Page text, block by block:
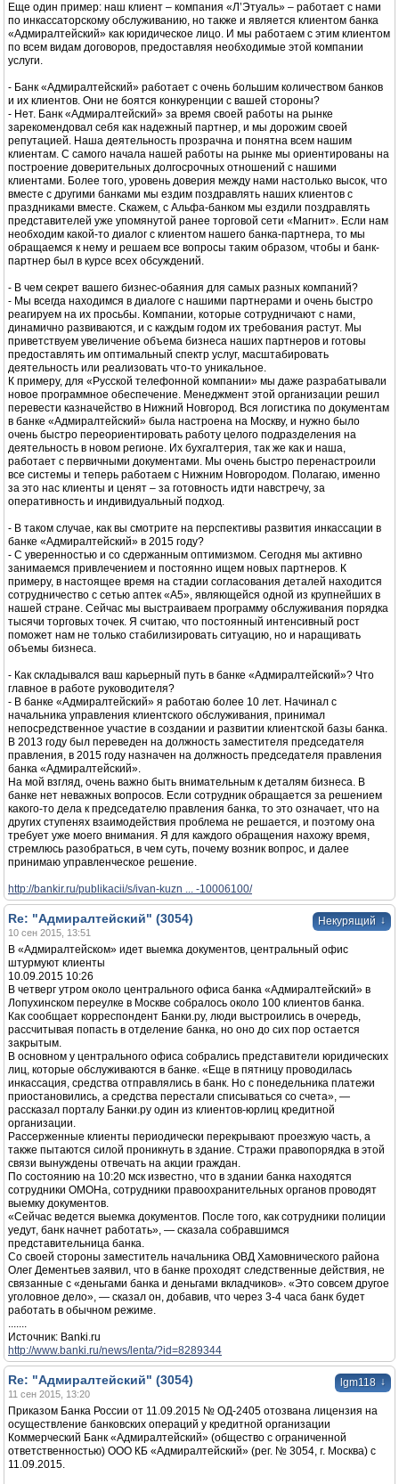
Еще один пример: наш клиент – компания «Л’Этуаль» – работает с нами
по инкассаторскому обслуживанию, но также и является клиентом банка
«Адмиралтейский» как юридическое лицо. И мы работаем с этим клиентом
по всем видам договоров, предоставляя необходимые этой компании
услуги.
- Банк «Адмиралтейский» работает с очень большим количеством банков
и их клиентов. Они не боятся конкуренции с вашей стороны?
- Нет. Банк «Адмиралтейский» за время своей работы на рынке
зарекомендовал себя как надежный партнер, и мы дорожим своей
репутацией. Наша деятельность прозрачна и понятна всем нашим
клиентам. С самого начала нашей работы на рынке мы ориентированы на
построение доверительных долгосрочных отношений с нашими
клиентами. Более того, уровень доверия между нами настолько высок, что
вместе с другими банками мы ездим поздравлять наших клиентов с
праздниками вместе. Скажем, с Альфа-банком мы ездили поздравлять
представителей уже упомянутой ранее торговой сети «Магнит». Если нам
необходим какой-то диалог с клиентом нашего банка-партнера, то мы
обращаемся к нему и решаем все вопросы таким образом, чтобы и банк-
партнер был в курсе всех обсуждений.
- В чем секрет вашего бизнес-обаяния для самых разных компаний?
- Мы всегда находимся в диалоге с нашими партнерами и очень быстро
реагируем на их просьбы. Компании, которые сотрудничают с нами,
динамично развиваются, и с каждым годом их требования растут. Мы
приветствуем увеличение объема бизнеса наших партнеров и готовы
предоставлять им оптимальный спектр услуг, масштабировать
деятельность или реализовать что-то уникальное.
К примеру, для «Русской телефонной компании» мы даже разрабатывали
новое программное обеспечение. Менеджмент этой организации решил
перевести казначейство в Нижний Новгород. Вся логистика по документам
в банке «Адмиралтейский» была настроена на Москву, и нужно было
очень быстро переориентировать работу целого подразделения на
деятельность в новом регионе. Их бухгалтерия, так же как и наша,
работает с первичными документами. Мы очень быстро перенастроили
все системы и теперь работаем с Нижним Новгородом. Полагаю, именно
за это нас клиенты и ценят – за готовность идти навстречу, за
оперативность и индивидуальный подход.
- В таком случае, как вы смотрите на перспективы развития инкассации в
банке «Адмиралтейский» в 2015 году?
- С уверенностью и со сдержанным оптимизмом. Сегодня мы активно
занимаемся привлечением и постоянно ищем новых партнеров. К
примеру, в настоящее время на стадии согласования деталей находится
сотрудничество с сетью аптек «А5», являющейся одной из крупнейших в
нашей стране. Сейчас мы выстраиваем программу обслуживания порядка
тысячи торговых точек. Я считаю, что постоянный интенсивный рост
поможет нам не только стабилизировать ситуацию, но и наращивать
объемы бизнеса.
- Как складывался ваш карьерный путь в банке «Адмиралтейский»? Что
главное в работе руководителя?
- В банке «Адмиралтейский» я работаю более 10 лет. Начинал с
начальника управления клиентского обслуживания, принимал
непосредственное участие в создании и развитии клиентской базы банка.
В 2013 году был переведен на должность заместителя председателя
правления, в 2015 году назначен на должность председателя правления
банка «Адмиралтейский».
На мой взгляд, очень важно быть внимательным к деталям бизнеса. В
банке нет неважных вопросов. Если сотрудник обращается за решением
какого-то дела к председателю правления банка, то это означает, что на
других ступенях взаимодействия проблема не решается, и поэтому она
требует уже моего внимания. Я для каждого обращения нахожу время,
стремлюсь разобраться, в чем суть, почему возник вопрос, и далее
принимаю управленческое решение.
http://bankir.ru/publikacii/s/ivan-kuzn ... -10006100/
Некурящий ↓
Re: "Адмиралтейский" (3054)
10 сен 2015, 13:51
В «Адмиралтейском» идет выемка документов, центральный офис
штурмуют клиенты
10.09.2015 10:26
В четверг утром около центрального офиса банка «Адмиралтейский» в
Лопухинском переулке в Москве собралось около 100 клиентов банка.
Как сообщает корреспондент Банки.ру, люди выстроились в очередь,
рассчитывая попасть в отделение банка, но оно до сих пор остается
закрытым.
В основном у центрального офиса собрались представители юридических
лиц, которые обслуживаются в банке. «Еще в пятницу проводилась
инкассация, средства отправлялись в банк. Но с понедельника платежи
приостановились, а средства перестали списываться со счета», —
рассказал порталу Банки.ру один из клиентов-юрлиц кредитной
организации.
Рассерженные клиенты периодически перекрывают проезжую часть, а
также пытаются силой проникнуть в здание. Стражи правопорядка в этой
связи вынуждены отвечать на акции граждан.
По состоянию на 10:20 мск известно, что в здании банка находятся
сотрудники ОМОНа, сотрудники правоохранительных органов проводят
выемку документов.
«Сейчас ведется выемка документов. После того, как сотрудники полиции
уедут, банк начнет работать», — сказала собравшимся
представительница банка.
Со своей стороны заместитель начальника ОВД Хамовнического района
Олег Дементьев заявил, что в банке проходят следственные действия, не
связанные с «деньгами банка и деньгами вкладчиков». «Это совсем другое
уголовное дело», — сказал он, добавив, что через 3-4 часа банк будет
работать в обычном режиме.
.......
Источник: Banki.ru
http://www.banki.ru/news/lenta/?id=8289344
lgm118 ↓
Re: "Адмиралтейский" (3054)
11 сен 2015, 13:20
Приказом Банка России от 11.09.2015 № ОД-2405 отозвана лицензия на
осуществление банковских операций у кредитной организации
Коммерческий Банк «Адмиралтейский» (общество с ограниченной
ответственностью) ООО КБ «Адмиралтейский» (рег. № 3054, г. Москва) с
11.09.2015.